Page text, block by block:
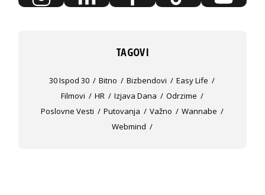
TAGOVI
30 Ispod 30 Bitno Bizbendovi
Easy Life
Filmovi
HR Izjava Dana
Odrzime
Poslovne Vesti
Putovanja Važno
Wannabe
Webmind